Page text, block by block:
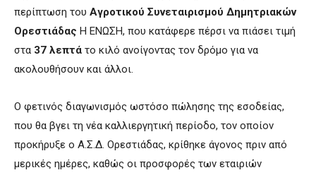
περίπτωση του Αγροτικού Συνεταιρισμού Δημητριακών
Ορεστιάδας Η ΕΝΩΣΗ, που κατάφερε πέρσι να πιάσει τιμή
στα 37 λεπτά το κιλό ανοίγοντας τον δρόμο για να
ακολουθήσουν και άλλοι.
Ο φετινός διαγωνισμός ωστόσο πώλησης της εσοδείας,
που θα βγει τη νέα καλλιεργητική περίοδο, τον οποίον
προκήρυξε ο Α.Σ.Δ. Ορεστιάδας, κρίθηκε άγονος πριν από
μερικές ημέρες, καθώς οι προσφορές των εταιριών